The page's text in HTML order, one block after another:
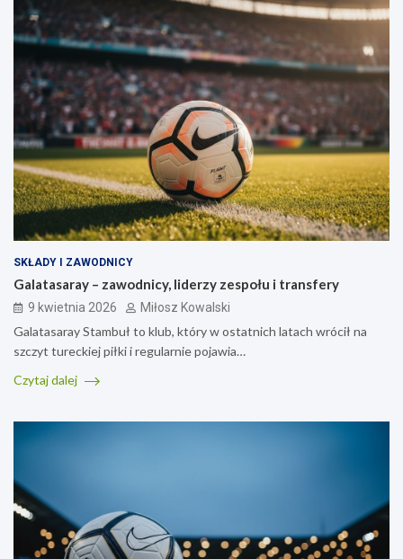
SKŁADY I ZAWODNICY
Galatasaray – zawodnicy, liderzy zespołu i transfery
9 kwietnia 2026 Miłosz Kowalski
Galatasaray Stambuł to klub, który w ostatnich latach wrócił na
szczyt tureckiej piłki i regularnie pojawia…
Czytaj dalej